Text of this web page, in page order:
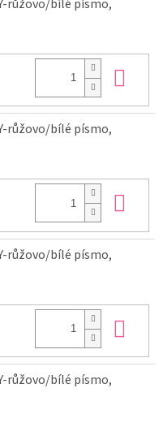
růžovo/bílé písmo,
růžovo/bílé písmo,
růžovo/bílé písmo,
růžovo/bílé písmo,